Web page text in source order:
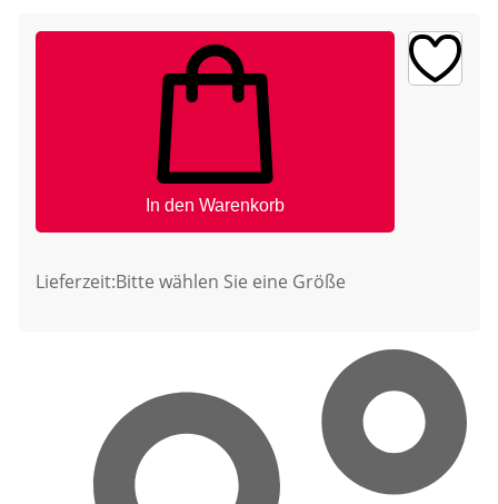
In den Warenkorb
Lieferzeit:Bitte wählen Sie eine Größe